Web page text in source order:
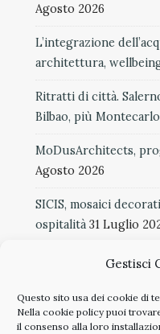
Gestisci
Questo sito usa dei cookie di
Nella cookie policypuoi
il consenso alla loro
Agosto 2026
L’integrazione
architettura,
Ritratti di città.
Bilbao, più Montecarlo
MoDusArchitects,
Agosto 2026
SICIS, mosaici
ospitalità 31 Luglio
Tbilisi perde le
Il ritorno dei centri
La nuova identità